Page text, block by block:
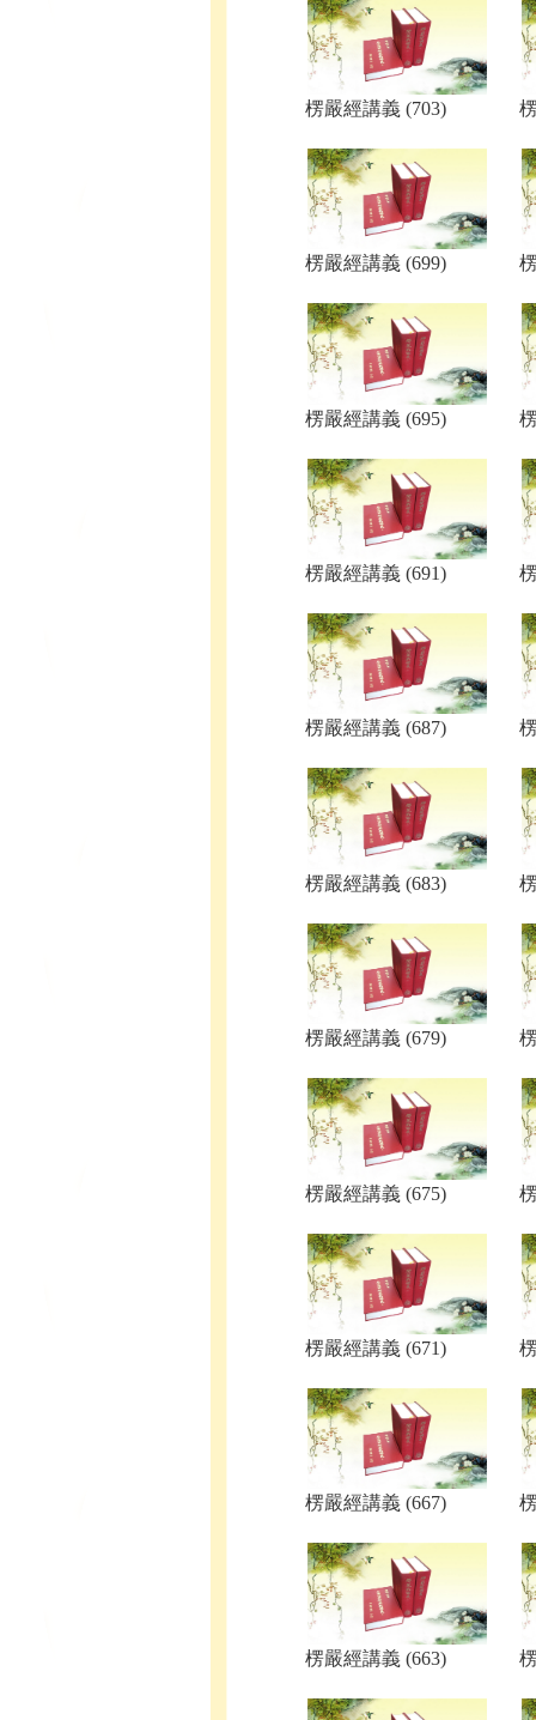
楞嚴經講義 (703)
楞嚴經講義 (699)
楞嚴經講義 (695)
楞嚴經講義 (691)
楞嚴經講義 (687)
楞嚴經講義 (683)
楞嚴經講義 (679)
楞嚴經講義 (675)
楞嚴經講義 (671)
楞嚴經講義 (667)
楞嚴經講義 (663)